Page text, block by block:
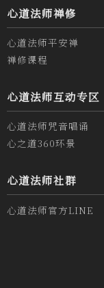
心道法师禅修
心道法师平安禅
禅修课程
心道法师互动专区
心道法师咒音唱诵
心之道360环景
心道法师社群
心道法师官方LINE